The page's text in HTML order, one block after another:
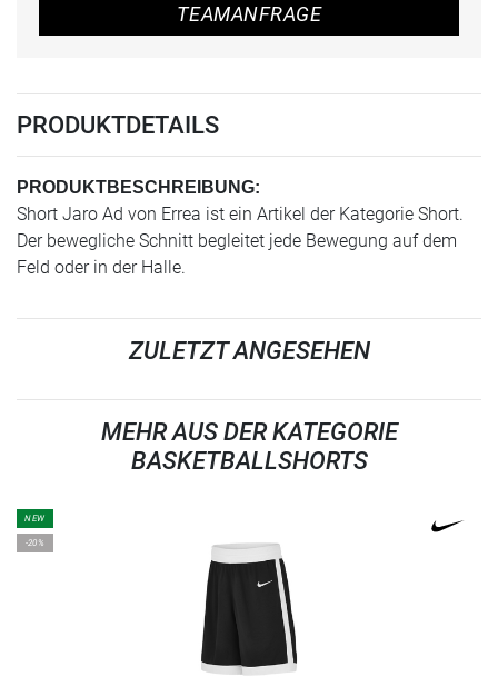
TEAMANFRAGE
PRODUKTDETAILS
PRODUKTBESCHREIBUNG:
Short Jaro Ad von Errea ist ein Artikel der Kategorie Short.
Der bewegliche Schnitt begleitet jede Bewegung auf dem
Feld oder in der Halle.
ZULETZT ANGESEHEN
MEHR AUS DER KATEGORIE
BASKETBALLSHORTS
NEW
-20%